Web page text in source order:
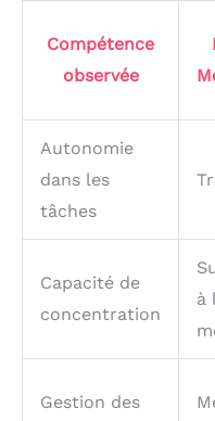
Compétence
observée
Autonomie
dans les
tâches
Capacité de
concentration
à
Gestion des